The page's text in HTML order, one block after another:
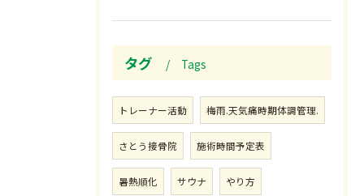
タグ Tags
トレーナー活動 梅雨.天気痛時期体調管理.
さとう接骨院 施術時間予定表
暑熱順化 サウナ やり方